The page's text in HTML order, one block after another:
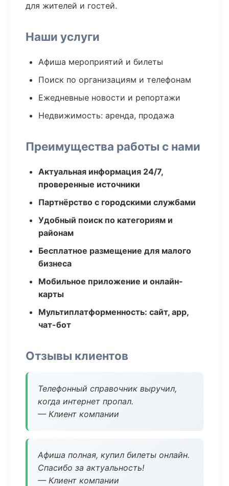
для жителей и гостей.
Наши услуги
Афиша мероприятий и билеты
Поиск по организациям и телефонам
Ежедневные новости и репортажи
Недвижимость: аренда, продажа
Преимущества работы с нами
Актуальная информация 24/7,
проверенные источники
Партнёрство с городскими службами
Удобный поиск по категориям и
районам
Бесплатное размещение для малого
бизнеса
Мобильное приложение и онлайн-
карты
Мультиплатформенность: сайт, app,
чат-бот
Отзывы клиентов
Телефонный справочник выручил,
когда интернет пропал.
— Клиент компании
Афиша полная, купил билеты онлайн.
Спасибо за актуальность!
— Клиент компании